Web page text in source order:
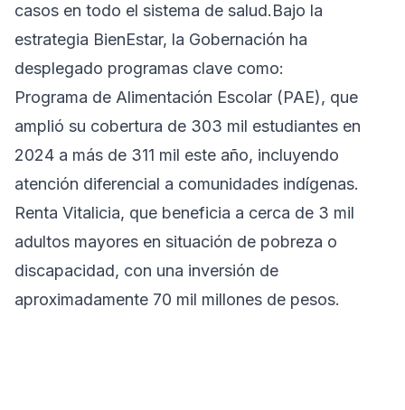
casos en todo el sistema de salud.Bajo la
estrategia BienEstar, la Gobernación ha
desplegado programas clave como:
Programa de Alimentación Escolar (PAE), que
amplió su cobertura de 303 mil estudiantes en
2024 a más de 311 mil este año, incluyendo
atención diferencial a comunidades indígenas.
Renta Vitalicia, que beneficia a cerca de 3 mil
adultos mayores en situación de pobreza o
discapacidad, con una inversión de
aproximadamente 70 mil millones de pesos.